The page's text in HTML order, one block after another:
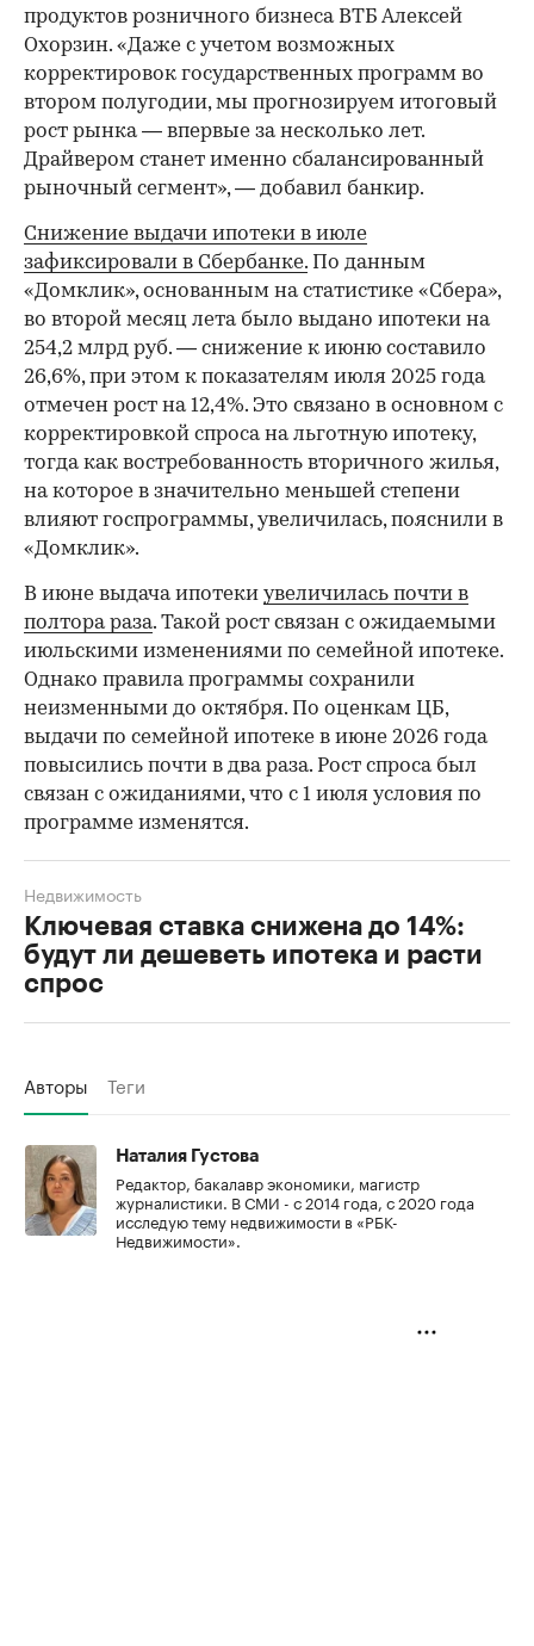
продуктов розничного бизнеса ВТБ Алексей
Охорзин. «Даже с учетом возможных
корректировок государственных программ во
втором полугодии, мы прогнозируем итоговый
рост рынка — впервые за несколько лет.
Драйвером станет именно сбалансированный
рыночный сегмент», — добавил банкир.
Снижение выдачи ипотеки в июле
зафиксировали в Сбербанке. По данным
«Домклик», основанным на статистике «Сбера»,
во второй месяц лета было выдано ипотеки на
254,2 млрд руб. — снижение к июню составило
26,6%, при этом к показателям июля 2025 года
отмечен рост на 12,4%. Это связано в основном с
корректировкой спроса на льготную ипотеку,
тогда как востребованность вторичного жилья,
на которое в значительно меньшей степени
влияют госпрограммы, увеличилась, пояснили в
«Домклик».
В июне выдача ипотеки увеличилась почти в
полтора раза. Такой рост связан с ожидаемыми
июльскими изменениями по семейной ипотеке.
Однако правила программы сохранили
неизменными до октября. По оценкам ЦБ,
выдачи по семейной ипотеке в июне 2026 года
повысились почти в два раза. Рост спроса был
связан с ожиданиями, что с 1 июля условия по
программе изменятся.
Ключевая ставка снижена до 14%:
будут ли дешеветь ипотека и расти
спрос
Недвижимость
Авторы Теги
Наталия Густова
Редактор, бакалавр экономики, магистр
журналистики. В СМИ - с 2014 года, с 2020 года
исследую тему недвижимости в «РБК-
Недвижимости».